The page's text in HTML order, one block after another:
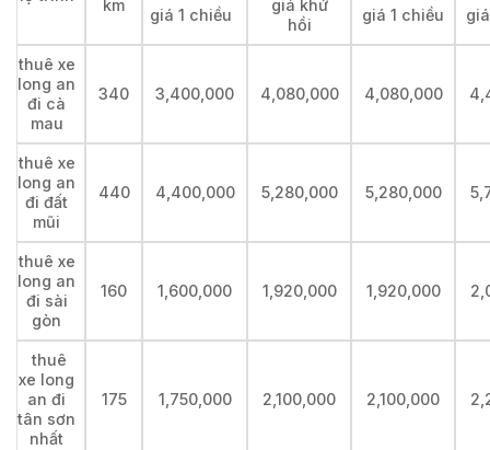
km
giá 1 chiều
giá khứ
hồi
giá 1 chiều
thuê xe
long an
đi cà
mau
340 3,400,000 4,080,000 4,080,000
thuê xe
long an
đi đất
mũi
440 4,400,000 5,280,000 5,280,000
thuê xe
long an
đi sài
gòn
160 1,600,000 1,920,000 1,920,000
thuê
xe long
an đi
tân sơn
nhất
175 1,750,000 2,100,000 2,100,000